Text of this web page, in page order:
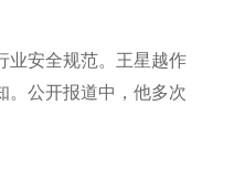
业安全规范。王星越作
。公开报道中，他多次